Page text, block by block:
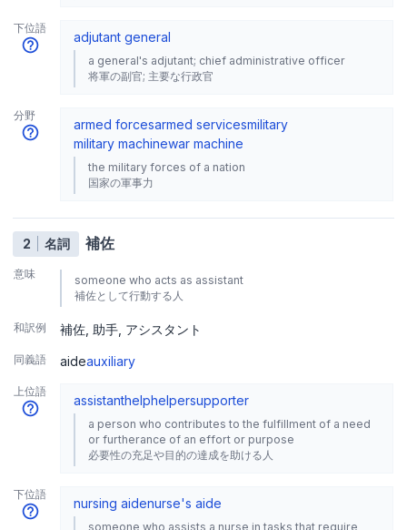
下位語
adjutant general
a general's adjutant; chief administrative officer
将軍の副官; 主要な行政官
分野
armed forcesarmed servicesmilitary
military machinewar machine
the military forces of a nation
国家の軍事力
2 名詞 補佐
意味
someone who acts as assistant
補佐として行動する人
和訳例 補佐 助手 アシスタント
同義語 aideauxiliary
上位語
assistanthelphelpersupporter
a person who contributes to the fulfillment of a need
or furtherance of an effort or purpose
必要性の充足や目的の達成を助ける人
下位語
nursing aidenurse's aide
someone who assists a nurse in tasks that require